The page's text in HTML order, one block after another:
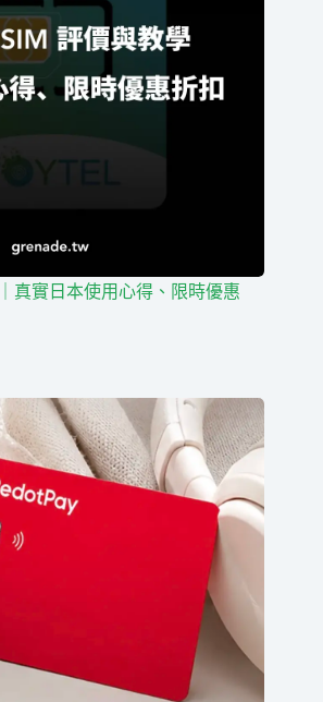
真實日本使用心得、限時優惠